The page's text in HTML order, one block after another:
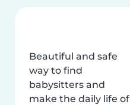
Beautiful and safe
way to find
babysitters and
make the daily life of